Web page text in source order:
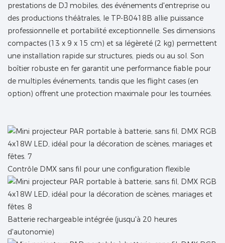
prestations de DJ mobiles, des événements d'entreprise ou
des productions théâtrales, le TP-B0418B allie puissance
professionnelle et portabilité exceptionnelle. Ses dimensions
compactes (13 x 9 x 15 cm) et sa légèreté (2 kg) permettent
une installation rapide sur structures, pieds ou au sol. Son
boîtier robuste en fer garantit une performance fiable pour
de multiples événements, tandis que les flight cases (en
option) offrent une protection maximale pour les tournées.
Contrôle DMX sans fil pour une configuration flexible
Batterie rechargeable intégrée (jusqu'à 20 heures
d'autonomie)